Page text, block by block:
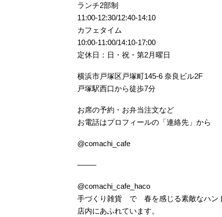
ランチ2部制
11:00-12:30/12:40-14:10
カフェタイム
10:00-11:00/14:10-17:00
定休日：日・祝・第2月曜日
横浜市戸塚区戸塚町145-6 奈良ビル2F
戸塚駅西口から徒歩7分
お席の予約・お弁当注文など
お電話はプロフィールの「連絡先」から
@comachi_cafe
——–
@comachi_cafe_haco
手づくり雑貨 で 春を感じる素敵なハン
店内にあふれています。